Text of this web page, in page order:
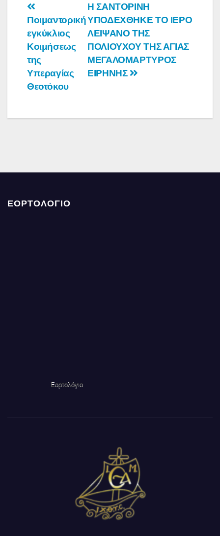
Πλοήγηση
άρθρων
Η ΣΑΝΤΟΡΙΝΗ
ΥΠΟΔΕΧΘΗΚΕ ΤΟ ΙΕΡΟ
ΛΕΙΨΑΝΟ ΤΗΣ
ΠΟΛΙΟΥΧΟΥ ΤΗΣ ΑΓΙΑΣ
ΜΕΓΑΛΟΜΑΡΤΥΡΟΣ
ΕΙΡΗΝΗΣ
Ποιμαντορική
εγκύκλιος
Κοιμήσεως
της
Υπεραγίας
Θεοτόκου
ΕΟΡΤΟΛΟΓΙΟ
Εορτολόγιο